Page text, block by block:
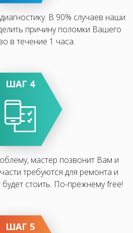
В 90% случаев наши
причину поломки Вашего
в течение 1 часа.
ШАГ 4
мастер позвонит Вам и
требуются для ремонта и
стоить. По-прежнему free!
ШАГ 5